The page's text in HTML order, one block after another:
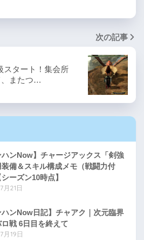
次の記事
スタート！集会所
またつ…
ハンNow】チャージアックス「剣強
備＆スキル構成メモ（戦闘力付
ーズン10時点】
月21日
ハンNow日記】チャアク｜次元臨界
戦 6日目を終えて
月19日